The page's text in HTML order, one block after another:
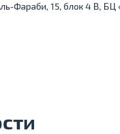
Фараби, 15, блок 4 В,